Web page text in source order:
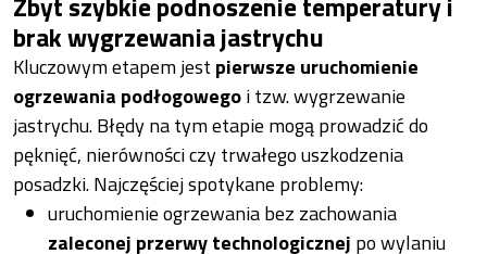
brak wygrzewania jastrychu
Kluczowym etapem jest pierwsze uruchomienie
ogrzewania podłogowegoi tzw. wygrzewanie
jastrychu. Błędy na tym etapie mogą prowadzić do
pęknięć, nierówności czy trwałego uszkodzenia
posadzki. Najczęściej spotykane problemy:
uruchomienie ogrzewania bez zachowania
zaleconej przerwy technologicznej po wylaniu